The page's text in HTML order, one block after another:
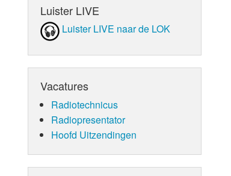
Luister LIVE
Luister LIVE naar de LOK
Vacatures
Radiotechnicus
Radiopresentator
Hoofd Uitzendingen